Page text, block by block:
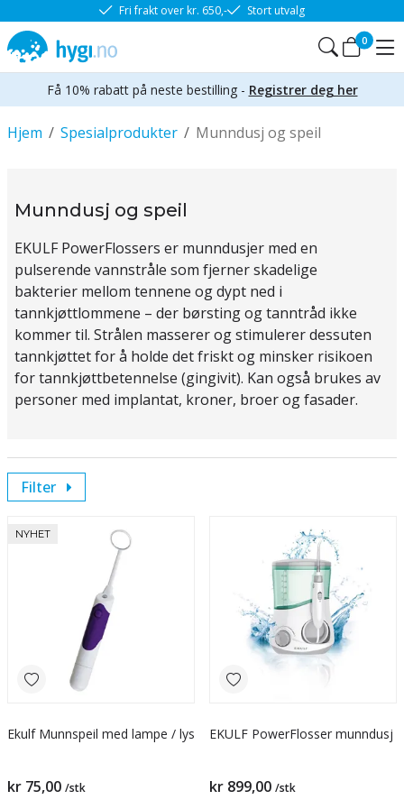
Fri frakt over kr. 650,- Stort utvalg
0
Få 10% rabatt på neste bestilling - Registrer deg her
/
Hjem /
Spesialprodukter Munndusj og speil
Munndusj og speil
EKULF PowerFlossers er munndusjer med en
pulserende vannstråle som fjerner skadelige
bakterier mellom tennene og dypt ned i
tannkjøttlommene – der børsting og tanntråd ikke
kommer til. Strålen masserer og stimulerer dessuten
tannkjøttet for å holde det friskt og minsker risikoen
for tannkjøttbetennelse (gingivit). Kan også brukes av
personer med implantat, kroner, broer og fasader.
Filter
NYHET
Ekulf Munnspeil med lampe / lys
kr 75,00 /stk
EKULF PowerFlosser munndusj
kr 899,00 /stk